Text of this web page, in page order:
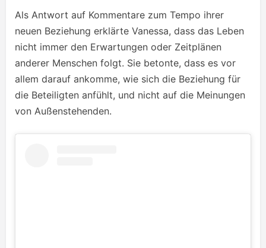
Als Antwort auf Kommentare zum Tempo ihrer
neuen Beziehung erklärte Vanessa, dass das Leben
nicht immer den Erwartungen oder Zeitplänen
anderer Menschen folgt. Sie betonte, dass es vor
allem darauf ankomme, wie sich die Beziehung für
die Beteiligten anfühlt, und nicht auf die Meinungen
von Außenstehenden.